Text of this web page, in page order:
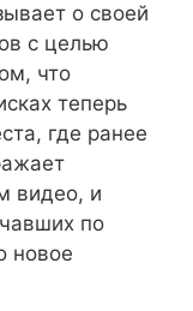
о своей
с целью
что
теперь
где ранее
видео, и
по
новое